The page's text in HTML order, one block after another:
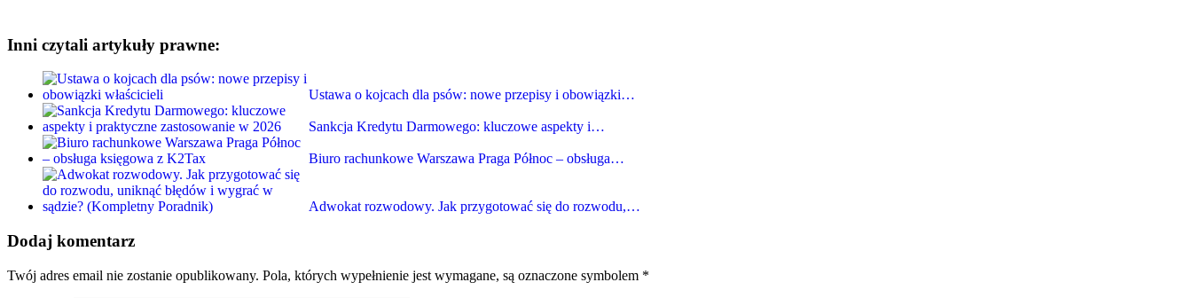
Inni czytali artykuły prawne:
Ustawa o kojcach dla psów: nowe przepisy i obowiązki…
Sankcja Kredytu Darmowego: kluczowe aspekty i…
Biuro rachunkowe Warszawa Praga Północ – obsługa…
Adwokat rozwodowy. Jak przygotować się do rozwodu,…
Dodaj komentarz
Twój adres email nie zostanie opublikowany. Pola, których wypełnienie jest wymagane, są oznaczone symbolem *